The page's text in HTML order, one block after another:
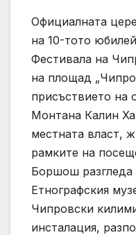
Официалната
на 10-тото
Фестивала на
на площад
присъствието на
Монтана Калин
местната власт,
рамките на
Боршош разгледа
Етнографския
Чипровски
инсталация,